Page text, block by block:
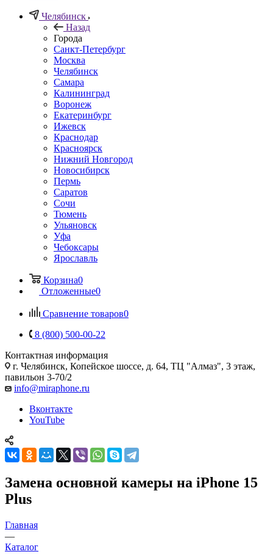
Челябинск
Назад
Города
Санкт-Петербург
Москва
Челябинск
Самара
Калининград
Воронеж
Екатеринбург
Ижевск
Краснодар
Красноярск
Нижний Новгород
Новосибирск
Пермь
Саратов
Сочи
Тюмень
Ульяновск
Уфа
Чебоксары
Ярославль
Корзина0
Отложенные0
Сравнение товаров0
8 (800) 500-00-22
Контактная информация
г. Челябинск, Копейское шоссе, д. 64, ТЦ "Алмаз", 3 этаж,
павильон 3-70/2
info@miraphone.ru
Вконтакте
YouTube
Замена основной камеры на iPhone 15
Plus
Главная
—
Каталог